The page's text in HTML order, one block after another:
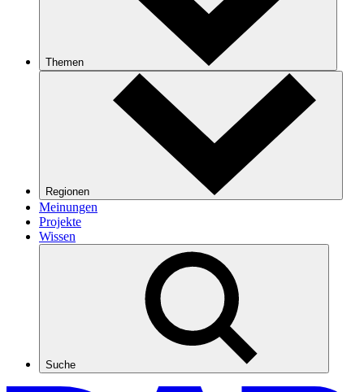
Themen
Regionen
Meinungen
Projekte
Wissen
Suche